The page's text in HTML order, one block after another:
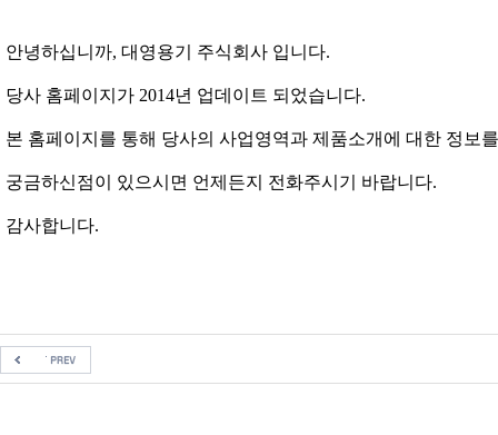
안녕하십니까, 대영용기 주식회사 입니다.
당사 홈페이지가 2014년 업데이트 되었습니다.
본 홈페이지를 통해 당사의 사업영역과 제품소개에 대한 정보
궁금하신점이 있으시면 언제든지 전화주시기 바랍니다.
감사합니다.